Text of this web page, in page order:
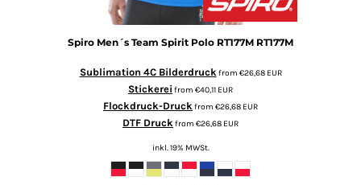
Spiro Men´s Team Spirit Polo RT177M RT177M
Sublimation 4C Bilderdruckfrom €26,68 EUR
Stickerei from €40,11 EUR
Flockdruck-Druckfrom €26,68 EUR
DTF Druckfrom €26,68 EUR
inkl. 19% MWSt.